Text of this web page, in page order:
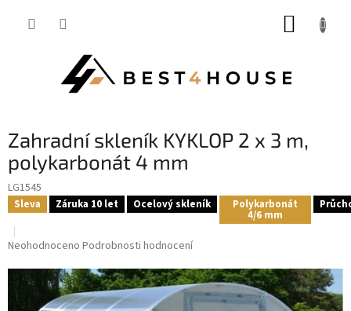
Zahradní skleník KYKLOP 2 x 3 m,
polykarbonát 4 mm
LG1545
Sleva Záruka 10 let Ocelový skleník Polykarbonát
4/6 mm
Průměrné
produktu
Neohodnoceno Podrobnosti hodnocení